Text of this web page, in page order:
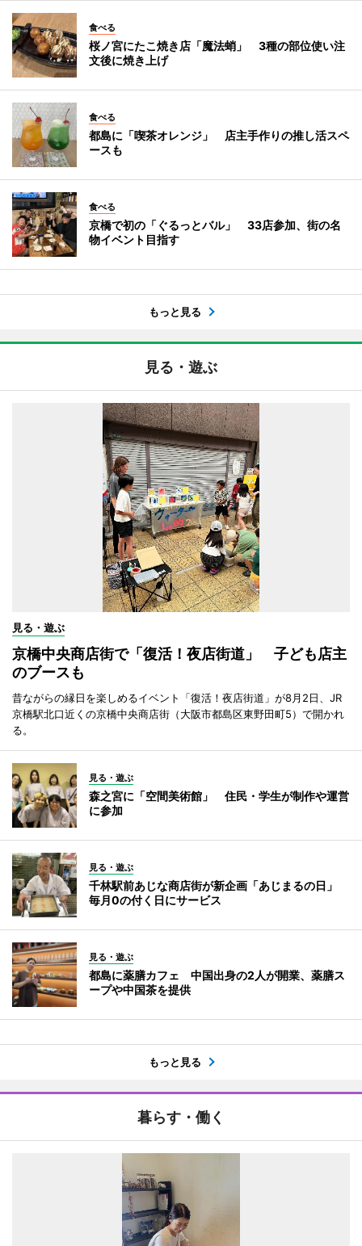
食べる
桜ノ宮にたこ焼き店「魔法蛸」 3種の部位使い注
文後に焼き上げ
食べる
都島に「喫茶オレンジ」 店主手作りの推し活スペ
ースも
食べる
京橋で初の「ぐるっとバル」 33店参加、街の名
物イベント目指す
もっと見る
見る・遊ぶ
見る・遊ぶ
京橋中央商店街で「復活！夜店街道」 子ども店主
のブースも
昔ながらの縁日を楽しめるイベント「復活！夜店街道」が8月2日、JR
京橋駅北口近くの京橋中央商店街（大阪市都島区東野田町5）で開かれ
る。
見る・遊ぶ
森之宮に「空間美術館」 住民・学生が制作や運営
に参加
見る・遊ぶ
千林駅前あじな商店街が新企画「あじまるの日」
毎月0の付く日にサービス
見る・遊ぶ
都島に薬膳カフェ 中国出身の2人が開業、薬膳ス
ープや中国茶を提供
もっと見る
暮らす・働く